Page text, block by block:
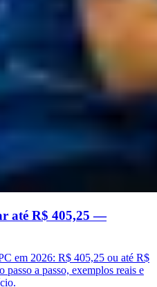
até R$ 405,25 —
em 2026: R$ 405,25 ou até R$
a passo, exemplos reais e